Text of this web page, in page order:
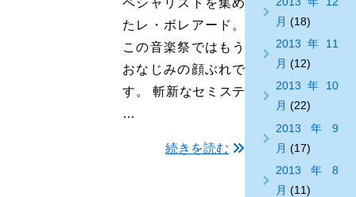
ペシャリストを集め
たレ・ボレアード。
この音楽祭ではもう
おなじみの顔ぶれで
す。 斬新なセミステ
…
続きを読む
月 (18)
2013年11
月 (12)
2013年10
月 (22)
2013年9
月 (17)
2013年8
月 (11)